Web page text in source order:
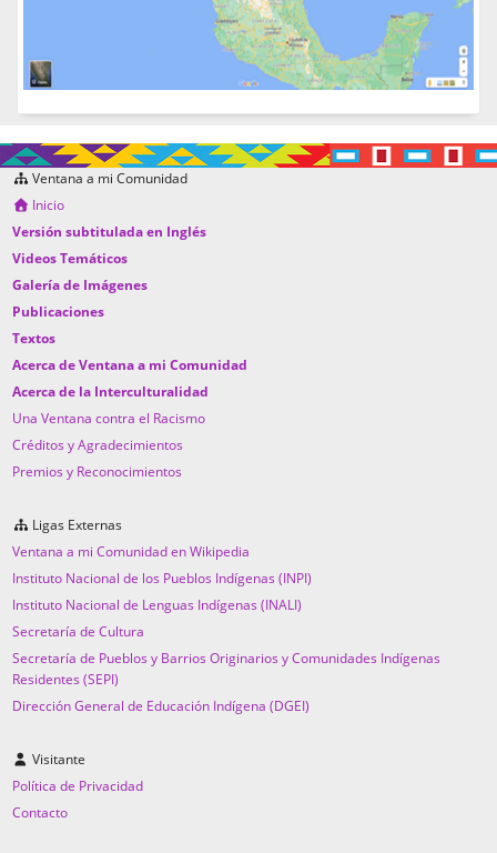
Ventana a mi Comunidad
Inicio
Versión subtitulada en Inglés
Videos Temáticos
Galería de Imágenes
Publicaciones
Textos
Acerca de Ventana a mi Comunidad
Acerca de la Interculturalidad
Una Ventana contra el Racismo
Créditos y Agradecimientos
Premios y Reconocimientos
Ligas Externas
Ventana a mi Comunidad en Wikipedia
Instituto Nacional de los Pueblos Indígenas (INPI)
Instituto Nacional de Lenguas Indígenas (INALI)
Secretaría de Cultura
Secretaría de Pueblos y Barrios Originarios y Comunidades Indígenas
Residentes (SEPI)
Dirección General de Educación Indígena (DGEI)
Visitante
Política de Privacidad
Contacto